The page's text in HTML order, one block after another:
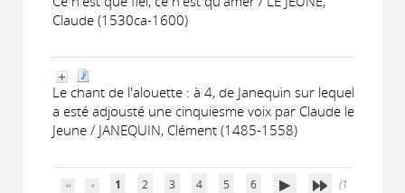
Claude (1530ca-1600)
Le chant de l'alouette : à 4, de Janequin sur lequel
a esté adjousté une cinquiesme voix par Claude le
Jeune / JANEQUIN, Clément (1485-1558)
1 2 3 4 5 6
(1